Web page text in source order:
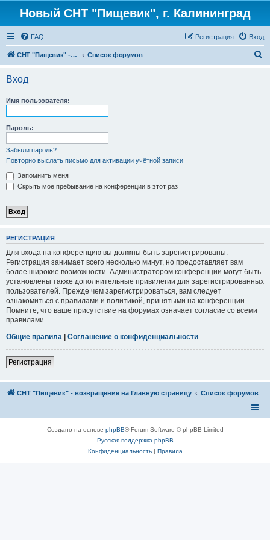
Новый СНТ "Пищевик", г. Калининград
FAQ Вход
Регистрация
СНТ "Пищевик" - возвращение на Главную страницу Список форумов
Вход
Имя пользователя:
Пароль:
Забыли пароль?
Повторно выслать письмо для активации учётной записи
Запомнить меня
Скрыть моё пребывание на конференции в этот раз
РЕГИСТРАЦИЯ
Для входа на конференцию вы должны быть зарегистрированы.
Регистрация занимает всего несколько минут, но предоставляет вам
более широкие возможности. Администратором конференции могут быть
установлены также дополнительные привилегии для зарегистрированных
пользователей. Прежде чем зарегистрироваться, вам следует
ознакомиться с правилами и политикой, принятыми на конференции.
Помните, что ваше присутствие на форумах означает согласие со всеми
правилами.
Общие правила | Соглашение о конфиденциальности
Регистрация
СНТ "Пищевик" - возвращение на Главную страницу Список форумов
Создано на основе phpBB® Forum Software © phpBB Limited
Русская поддержка phpBB
Конфиденциальность| Правила